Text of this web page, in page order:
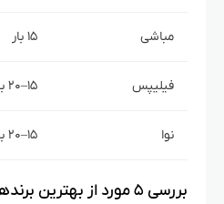
مباشی ۱۵ بار
فیلیپس ۱۵–۲۰ بار
نوا ۱۵–۲۰ بار
بررسی ۵ مورد از بهترین برندهای اسپرسوساز خانگی